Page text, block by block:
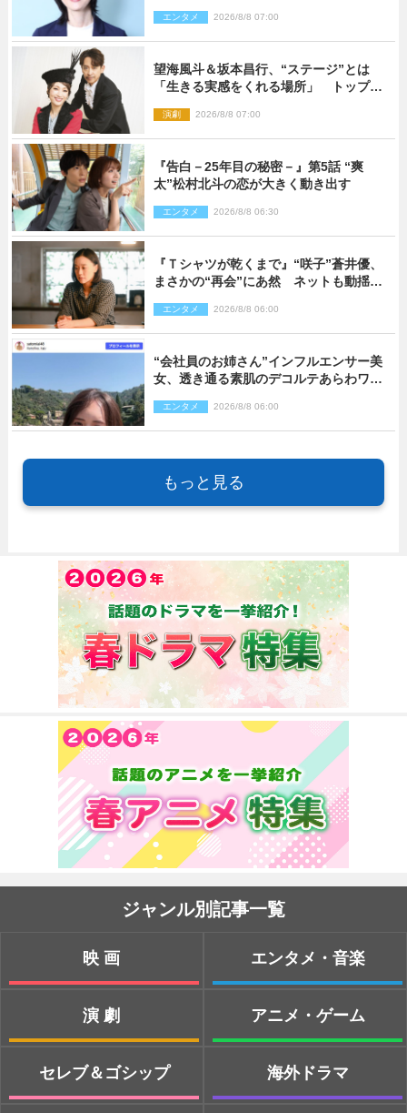
エンタメ 2026/8/8 07:00
望海風斗＆坂本昌行、“ステージ”とは
「生きる実感をくれる場所」 トップを
演劇 2026/8/8 07:00
『告白－25年目の秘密－』第5話 “爽
太”松村北斗の恋が大きく動き出す
エンタメ 2026/8/8 06:30
『Ｔシャツが乾くまで』“咲子”蒼井優、
まさかの“再会”にあ然 ネットも動揺
レあり）
エンタメ 2026/8/8 06:00
“会社員のお姉さん”インフルエンサー美
女、透き通る素肌のデコルテあらわワン
エンタメ 2026/8/8 06:00
もっと見る
ジャンル別記事一覧
映画
演劇
セレブ＆ゴシップ
エンタメ・音楽
アニメ・ゲーム
海外ドラマ